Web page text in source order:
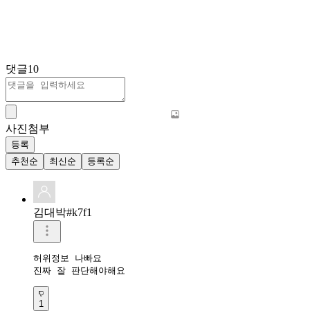
댓글10
사진첨부
등록
추천순
최신순 등록순
김대박#k7f1
허위정보 나빠요
진짜 잘 판단해야해요
1